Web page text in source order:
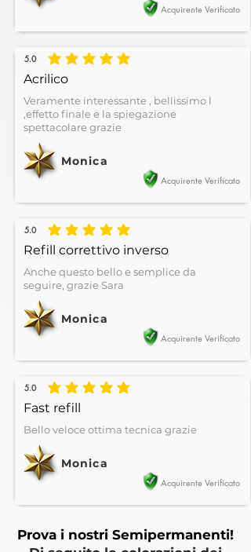
Acquirente Verificato
5.0
la valutazione media è 5 su 5
Acrilico
Veramente interessante , bellissimo l
,effetto finale e la spiegazione
spettacolare grazie
Monica
Acquirente Verificato
5.0
la valutazione media è 5 su 5
Refill correttivo inverso
Anche questo bello e semplice da
seguire, grazie Sara
Monica
Acquirente Verificato
5.0
la valutazione media è 5 su 5
Fast refill
Bello veloce ottima tecnica grazie
Monica
Acquirente Verificato
Prova i nostri Semipermanenti!